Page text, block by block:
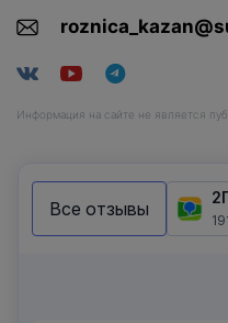
Информация на сайте не является